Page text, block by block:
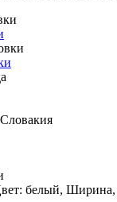
белый,